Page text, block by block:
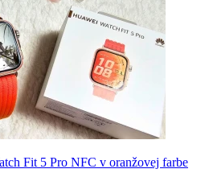
Fit 5 Pro NFC v oranžovej farbe